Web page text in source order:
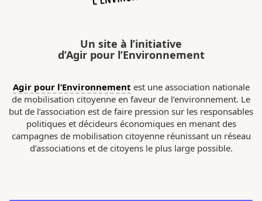
Un site à l’initiative
d’Agir pour l’Environnement
Agir pour l’Environnement est une association nationale
de mobilisation citoyenne en faveur de l’environnement. Le
but de l’association est de faire pression sur les responsables
politiques et décideurs économiques en menant des
campagnes de mobilisation citoyenne réunissant un réseau
d’associations et de citoyens le plus large possible.